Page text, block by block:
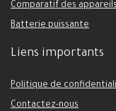
Comparatif des
Batterie puissante
Liens importants
Politique de
Contactez-nous